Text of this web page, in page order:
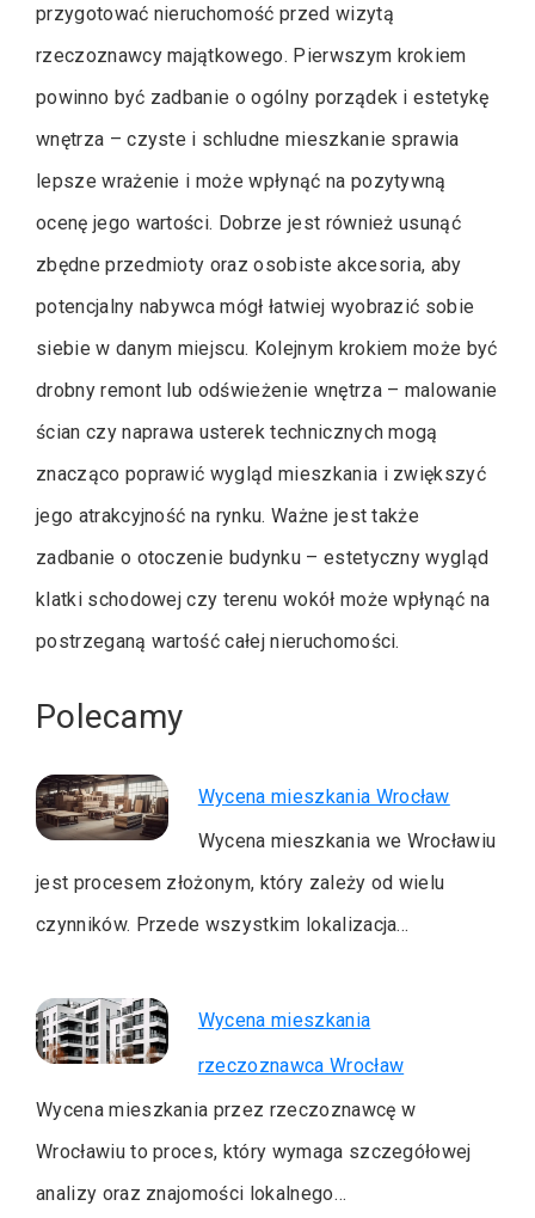
przygotować nieruchomość przed wizytą
rzeczoznawcy majątkowego. Pierwszym krokiem
powinno być zadbanie o ogólny porządek i estetykę
wnętrza – czyste i schludne mieszkanie sprawia
lepsze wrażenie i może wpłynąć na pozytywną
ocenę jego wartości. Dobrze jest również usunąć
zbędne przedmioty oraz osobiste akcesoria, aby
potencjalny nabywca mógł łatwiej wyobrazić sobie
siebie w danym miejscu. Kolejnym krokiem może być
drobny remont lub odświeżenie wnętrza – malowanie
ścian czy naprawa usterek technicznych mogą
znacząco poprawić wygląd mieszkania i zwiększyć
jego atrakcyjność na rynku. Ważne jest także
zadbanie o otoczenie budynku – estetyczny wygląd
klatki schodowej czy terenu wokół może wpłynąć na
postrzeganą wartość całej nieruchomości.
Polecamy
Wycena mieszkania Wrocław
Wycena mieszkania we Wrocławiu
jest procesem złożonym, który zależy od wielu
czynników. Przede wszystkim lokalizacja…
Wycena mieszkania
rzeczoznawca Wrocław
Wycena mieszkania przez rzeczoznawcę w
Wrocławiu to proces, który wymaga szczegółowej
analizy oraz znajomości lokalnego…